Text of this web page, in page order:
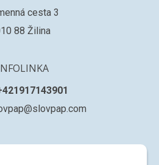
cesta 3
88 Žilina